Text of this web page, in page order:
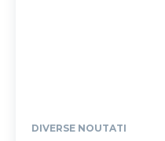
DIVERSE NOUTATI